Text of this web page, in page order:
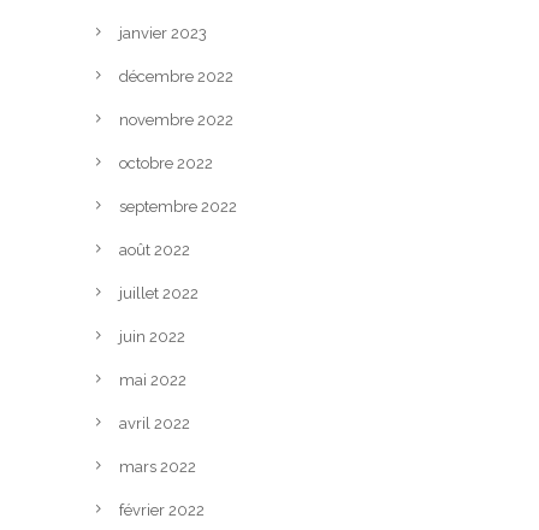
janvier 2023
décembre 2022
novembre 2022
octobre 2022
septembre 2022
août 2022
juillet 2022
juin 2022
mai 2022
avril 2022
mars 2022
février 2022